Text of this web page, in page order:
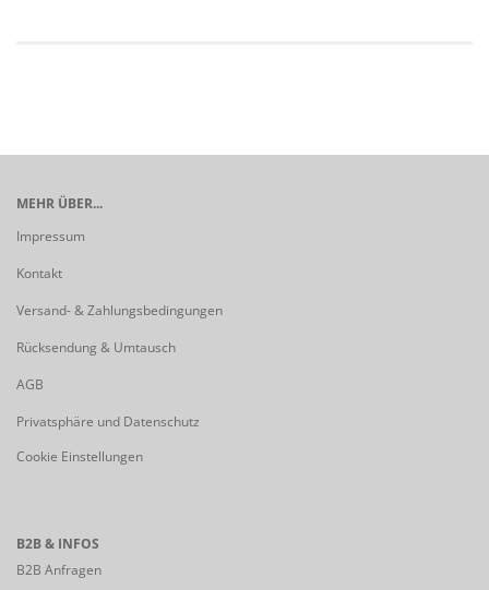
MEHR ÜBER...
Impressum
Kontakt
Versand- & Zahlungsbedingungen
Rücksendung & Umtausch
AGB
Privatsphäre und Datenschutz
Cookie Einstellungen
B2B & INFOS
B2B Anfragen